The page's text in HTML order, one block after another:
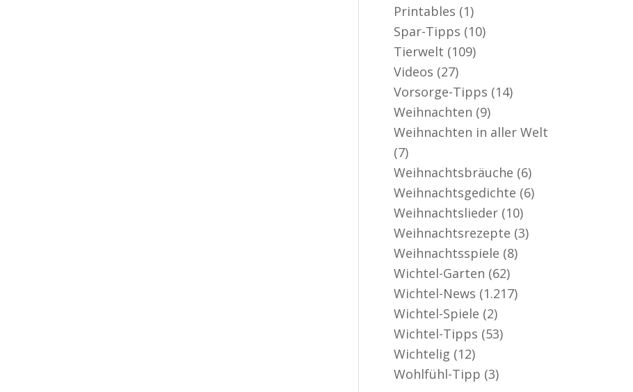
Printables (1)
Spar-Tipps (10)
Tierwelt (109)
Videos (27)
Vorsorge-Tipps (14)
Weihnachten (9)
Weihnachten in aller Welt
(7)
Weihnachtsbräuche (6)
Weihnachtsgedichte (6)
Weihnachtslieder (10)
Weihnachtsrezepte (3)
Weihnachtsspiele (8)
Wichtel-Garten (62)
Wichtel-News (1.217)
Wichtel-Spiele (2)
Wichtel-Tipps (53)
Wichtelig (12)
Wohlfühl-Tipp (3)